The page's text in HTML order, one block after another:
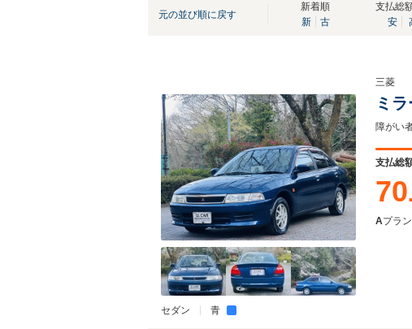
元の並び順に戻す
新着順
新
古
支払総
安
セダン 青
三菱
ミ
障がい
支払総
70
Aプラン